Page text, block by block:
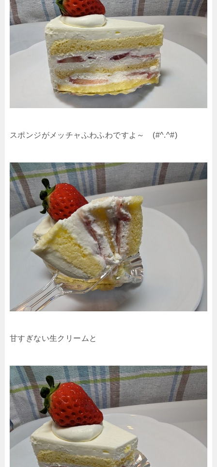
スポンジがメッチャふわふわですよ～ (#^.^#)
甘すぎない生クリームと